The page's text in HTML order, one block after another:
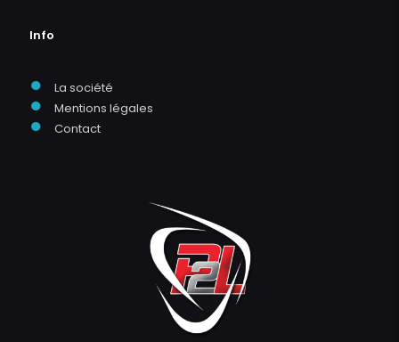
Info
● La société
● Mentions légales
● Contact